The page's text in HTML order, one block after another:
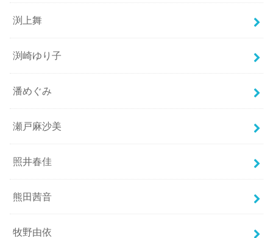
渕上舞
渕崎ゆり子
潘めぐみ
瀬戸麻沙美
照井春佳
熊田茜音
牧野由依